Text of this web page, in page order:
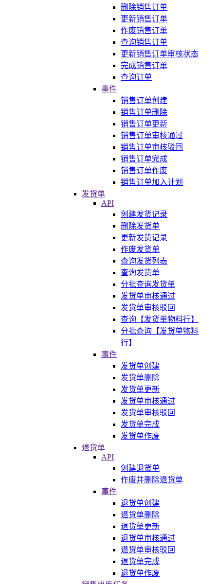
删除销售订单
更新销售订单
作废销售订单
查询销售订单
更新销售订单审核状态
完成销售订单
查询订单
事件
销售订单创建
销售订单删除
销售订单更新
销售订单审核通过
销售订单审核驳回
销售订单完成
销售订单作废
销售订单加入计划
发货单
API
创建发货记录
删除发货单
更新发货记录
作废发货单
查询发货列表
查询发货单
分批查询发货单
发货单审核通过
发货单审核驳回
查询【发货单物料行】
分批查询【发货单物料
行】
事件
发货单创建
发货单删除
发货单更新
发货单审核通过
发货单审核驳回
发货单完成
发货单作废
退货单
API
创建退货单
作废并删除退货单
事件
退货单创建
退货单删除
退货单更新
退货单审核通过
退货单审核驳回
退货单完成
退货单作废